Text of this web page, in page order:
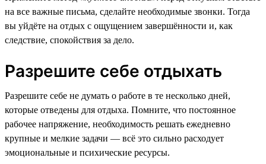
на все важные письма, сделайте необходимые звонки. Тогда
вы уйдёте на отдых с ощущением завершённости и, как
следствие, спокойствия за дело.
Разрешите себе отдыхать
Разрешите себе не думать о работе в те несколько дней,
которые отведены для отдыха. Помните, что постоянное
рабочее напряжение, необходимость решать ежедневно
крупные и мелкие задачи — всё это сильно расходует
эмоциональные и психические ресурсы.